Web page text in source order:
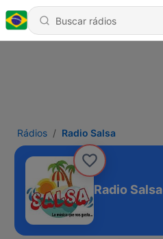
Rádios Radio Salsa
Radio Salsa